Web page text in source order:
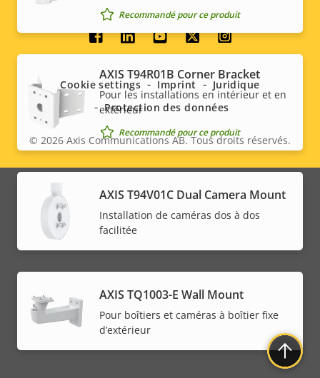
Recommandé pour ce produit
AXIS T94R01B Corner Bracket
Pour les installations en intérieur et en
extérieur
Recommandé pour ce produit
AXIS T94V01C Dual Camera Mount
Installation de caméras dos à dos
facilitée
AXIS TQ1003-E Wall Mount
Pour boîtiers et caméras à boîtier fixe
d’extérieur
Social
menu
Legal
menu
© 2026 Axis Communications AB. Tous droits réservés.
Cookie settings Imprint
Juridique
Protection des données